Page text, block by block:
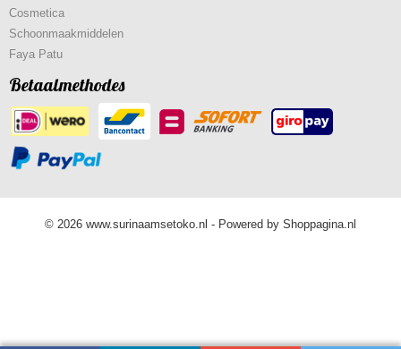
Cosmetica
Schoonmaakmiddelen
Faya Patu
Betaalmethodes
© 2026 www.surinaamsetoko.nl - Powered by Shoppagina.nl